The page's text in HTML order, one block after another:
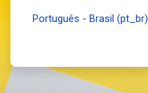
Português - Brasil ‎(pt_br)‎